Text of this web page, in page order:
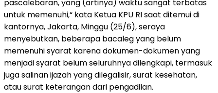
pascalebaran, yang (artinya) waktu sangat terbatas
untuk memenuhi,“ kata Ketua KPU RI saat ditemui di
kantornya, Jakarta, Minggu (25/6), seraya
menyebutkan, beberapa bacaleg yang belum
memenuhi syarat karena dokumen-dokumen yang
menjadi syarat belum seluruhnya dilengkapi, termasuk
juga salinan ijazah yang dilegalisir, surat kesehatan,
atau surat keterangan dari pengadilan.